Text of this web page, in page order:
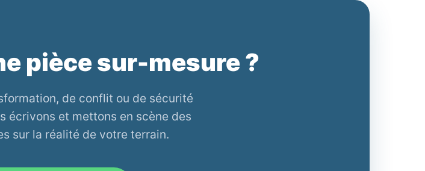
pièce sur-mesure ?
de conflit ou de sécurité
écrivons et mettons en scène des
sur la réalité de votre terrain.